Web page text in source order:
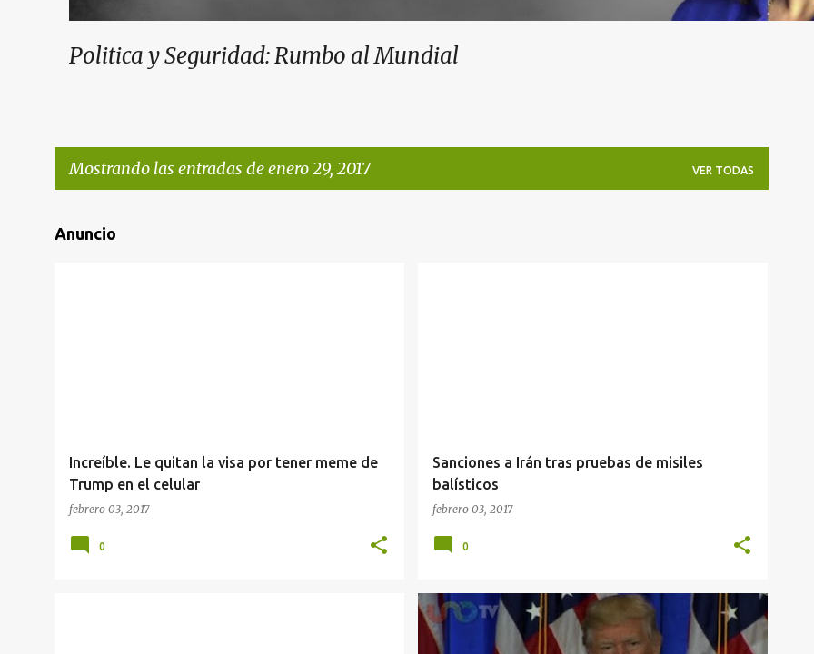
Politica y Seguridad: Rumbo al Mundial
Mostrando las entradas de enero 29, 2017 VER TODAS
E
Anuncio
Increíble. Le quitan la visa por tener meme de
Trump en el celular
febrero 03, 2017
0
Sanciones a Irán tras pruebas de misiles
balísticos
febrero 03, 2017
0